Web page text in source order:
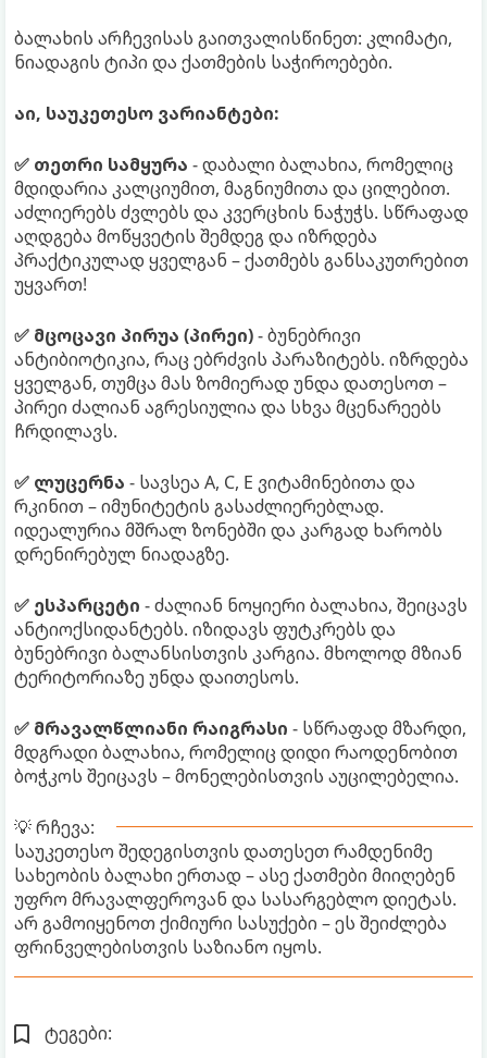
ბალახის არჩევისას გაითვალისწინეთ: კლიმატი,
ნიადაგის ტიპი და ქათმების საჭიროებები.
აი, საუკეთესო ვარიანტები:
✅ თეთრი სამყურა - დაბალი ბალახია, რომელიც
მდიდარია კალციუმით, მაგნიუმითა და ცილებით.
აძლიერებს ძვლებს და კვერცხის ნაჭუჭს. სწრაფად
აღდგება მოწყვეტის შემდეგ და იზრდება
პრაქტიკულად ყველგან – ქათმებს განსაკუთრებით
უყვართ!
✅ მცოცავი პირუა (პირეი)- ბუნებრივი
ანტიბიოტიკია, რაც ებრძვის პარაზიტებს. იზრდება
ყველგან, თუმცა მას ზომიერად უნდა დათესოთ –
პირეი ძალიან აგრესიულია და სხვა მცენარეებს
ჩრდილავს.
✅ ლუცერნა - სავსეა A, C, E ვიტამინებითა და
რკინით – იმუნიტეტის გასაძლიერებლად.
იდეალურია მშრალ ზონებში და კარგად ხარობს
დრენირებულ ნიადაგზე.
✅ ესპარცეტი - ძალიან ნოყიერი ბალახია, შეიცავს
ანტიოქსიდანტებს. იზიდავს ფუტკრებს და
ბუნებრივი ბალანსისთვის კარგია. მხოლოდ მზიან
ტერიტორიაზე უნდა დაითესოს.
✅ მრავალწლიანი რაიგრასი - სწრაფად მზარდი,
მდგრადი ბალახია, რომელიც დიდი რაოდენობით
ბოჭკოს შეიცავს – მონელებისთვის აუცილებელია.
💡 რჩევა:
საუკეთესო შედეგისთვის დათესეთ რამდენიმე
სახეობის ბალახი ერთად – ასე ქათმები მიიღებენ
უფრო მრავალფეროვან და სასარგებლო დიეტას.
არ გამოიყენოთ ქიმიური სასუქები – ეს შეიძლება
ფრინველებისთვის საზიანო იყოს.
ტეგები: